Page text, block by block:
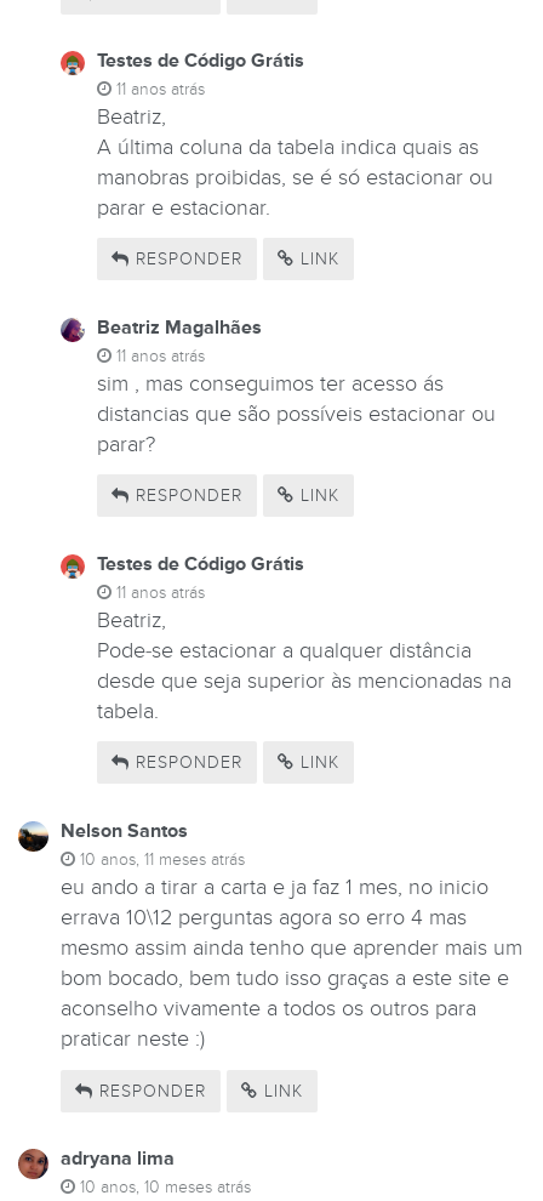
Testes de Código Grátis
11 anos atrás
Beatriz,
A última coluna da tabela indica quais as
manobras proibidas, se é só estacionar ou
parar e estacionar.
RESPONDER LINK
Beatriz Magalhães
11 anos atrás
sim , mas conseguimos ter acesso ás
distancias que são possíveis estacionar ou
parar?
RESPONDER LINK
Testes de Código Grátis
11 anos atrás
Beatriz,
Pode-se estacionar a qualquer distância
desde que seja superior às mencionadas na
tabela.
RESPONDER LINK
Nelson Santos
10 anos, 11 meses atrás
eu ando a tirar a carta e ja faz 1 mes, no inicio
errava 10\12 perguntas agora so erro 4 mas
mesmo assim ainda tenho que aprender mais um
bom bocado, bem tudo isso graças a este site e
aconselho vivamente a todos os outros para
praticar neste :)
RESPONDER LINK
adryana lima
10 anos, 10 meses atrás